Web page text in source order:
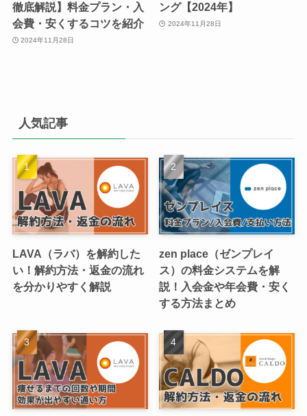
徹底解説】料金プラン・入
会費・安くするコツを紹介
2024年11月28日
ング【2024年】
2024年11月28日
人気記事
LAVA（ラバ）を解約した
い！解約方法・返金の流れ
を分かりやすく解説
zen place（ゼンプレイ
ス）の料金システムを解
説！入会金や年会費・安く
する方法まとめ